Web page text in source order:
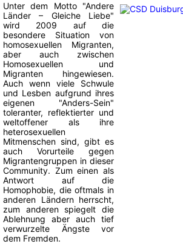
Unter dem Motto "Andere
Länder – Gleiche Liebe"
wird 2009 auf die
besondere Situation von
homosexuellen Migranten,
aber auch zwischen
Homosexuellen und
Migranten hingewiesen.
Auch wenn viele Schwule
und Lesben aufgrund ihres
eigenen "Anders-Sein"
toleranter, reflektierter und
weltoffener als ihre
heterosexuellen
Mitmenschen sind, gibt es
auch Vorurteile gegen
Migrantengruppen in dieser
Community. Zum einen als
Antwort auf die
Homophobie, die oftmals in
anderen Ländern herrscht,
zum anderen spiegelt die
Ablehnung aber auch tief
verwurzelte Ängste vor
dem Fremden.